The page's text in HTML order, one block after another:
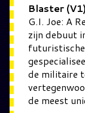
Blaster (V1)
G.I. Joe: A
zijn debuut
futuristische
de militaire
de meest